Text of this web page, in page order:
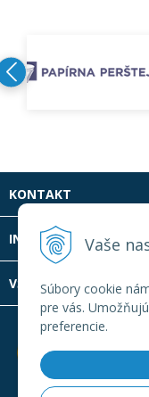
Vaše
Súbory cookie
pre vás.
preferencie.
KONTAKT
INFOLINKA
VŠETKO O NÁKUPE